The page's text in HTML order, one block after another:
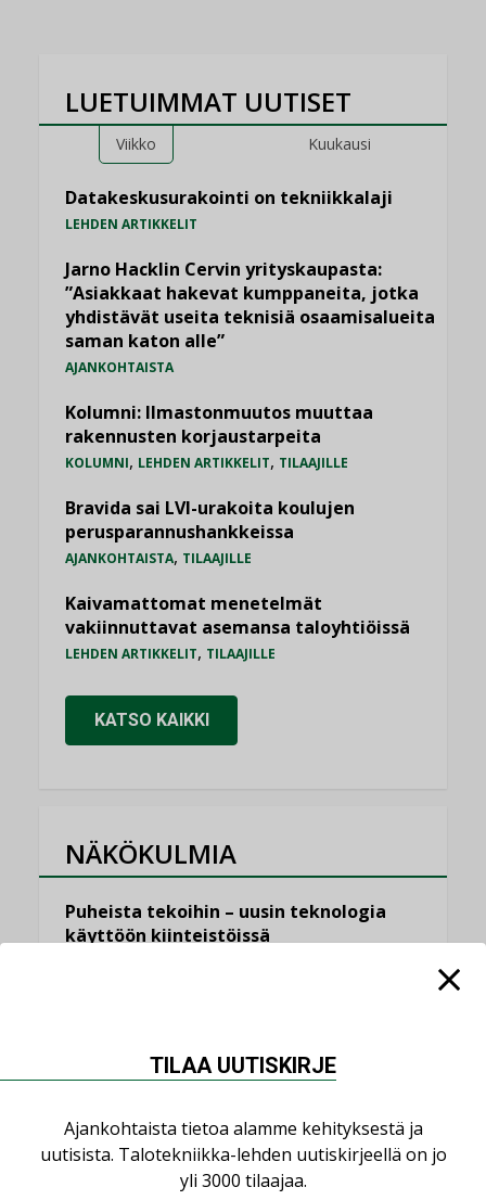
LUETUIMMAT UUTISET
Viikko Kuukausi
Datakeskusurakointi on tekniikkalaji
LEHDEN ARTIKKELIT
Jarno Hacklin Cervin yrityskaupasta:
”Asiakkaat hakevat kumppaneita, jotka
yhdistävät useita teknisiä osaamisalueita
saman katon alle”
AJANKOHTAISTA
Kolumni: Ilmastonmuutos muuttaa
rakennusten korjaustarpeita
KOLUMNI, LEHDEN ARTIKKELIT, TILAAJILLE
Bravida sai LVI-urakoita koulujen
perusparannushankkeissa
AJANKOHTAISTA, TILAAJILLE
Kaivamattomat menetelmät
vakiinnuttavat asemansa taloyhtiöissä
LEHDEN ARTIKKELIT, TILAAJILLE
KATSO KAIKKI
NÄKÖKULMIA
Puheista tekoihin – uusin teknologia
käyttöön kiinteistöissä
Yli miljoona kotia on vailla toimivaa
KOLUMNI
Miten varmistetaan EPD-dokumenteista
TILAA UUTISKIRJE
Ajankohtaista tietoa alamme kehityksestä ja
uutisista. Talotekniikka-lehden uutiskirjeellä on jo
yli 3000 tilaajaa.